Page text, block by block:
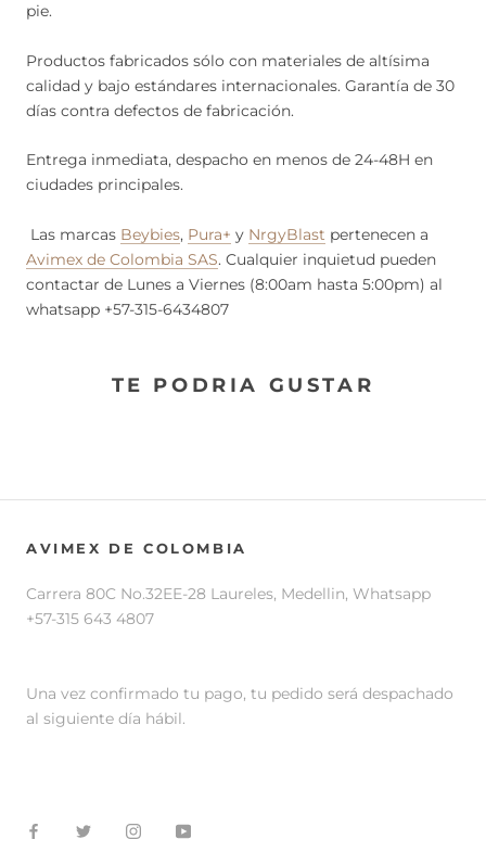
pie.
Productos fabricados sólo con materiales de altísima
calidad y bajo estándares internacionales. Garantía de 30
días contra defectos de fabricación.
Entrega inmediata, despacho en menos de 24-48H en
ciudades principales.
Las marcas Beybies, Pura+ y NrgyBlast pertenecen a
Avimex de Colombia SAS. Cualquier inquietud pueden
contactar de Lunes a Viernes (8:00am hasta 5:00pm) al
whatsapp +57-315-6434807
TE PODRIA GUSTAR
AVIMEX DE COLOMBIA
Carrera 80C No.32EE-28 Laureles, Medellin, Whatsapp
+57-315 643 4807
Una vez confirmado tu pago, tu pedido será despachado
al siguiente día hábil.